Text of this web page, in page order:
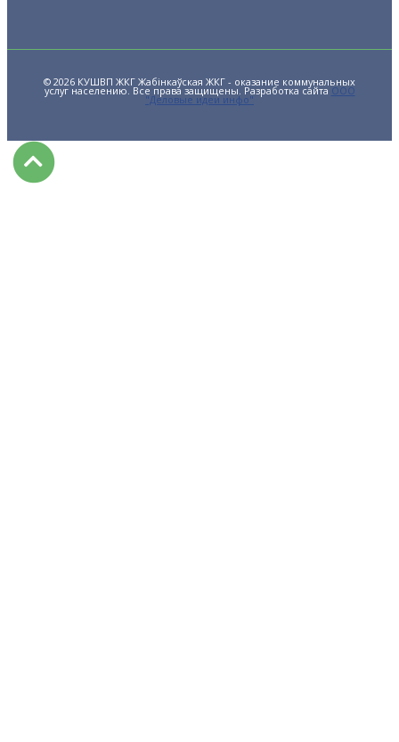
© 2026 КУШВП ЖКГ Жабінкаўская ЖКГ - оказание коммунальных
услуг населению. Все права защищены. Разработка сайтаООО
"Деловые идеи инфо"